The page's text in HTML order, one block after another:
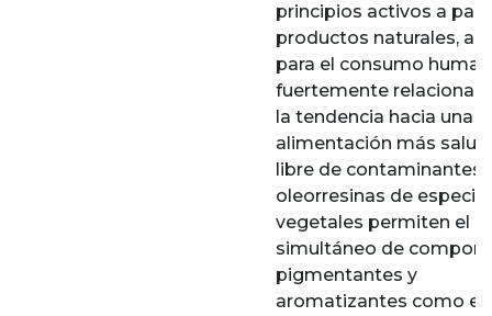
principios activos a
productos naturales,
para el consumo
fuertemente
la tendencia hacia una
alimentación más
libre de contaminantes.
oleorresinas de
vegetales permiten el
simultáneo de
pigmentantes y
aromatizantes como